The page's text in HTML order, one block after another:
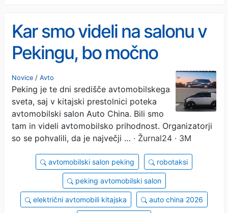
Kar smo videli na salonu v
Pekingu, bo močno
pretreslo avtomobilsko
industrijo
Novice / Avto
Peking je te dni središče avtomobilskega
sveta, saj v kitajski prestolnici poteka
avtomobilski salon Auto China. Bili smo
tam in videli avtomobilsko prihodnost. Organizatorji
so se pohvalili, da je največji … · Žurnal24 · 3M
avtomobilski salon peking robotaksi
peking avtomobilski salon
električni avtomobili kitajska auto china 2026